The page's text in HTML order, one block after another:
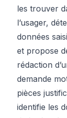
les trouver
l’usager,
données
et propose
rédaction
demande
pièces
identifie les